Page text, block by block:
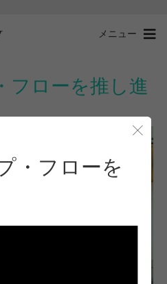
メニュー
フローを推し進
モ
・フローを